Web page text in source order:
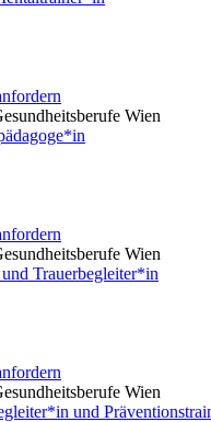
Wien
Wien
Trauerbegleiter*in
Wien
und